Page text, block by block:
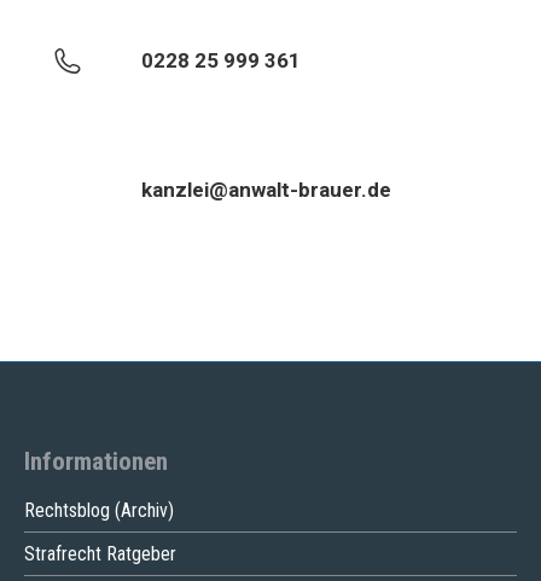
0228 25 999 361
kanzlei@anwalt-brauer.de
Informationen
Rechtsblog (Archiv)
Strafrecht Ratgeber